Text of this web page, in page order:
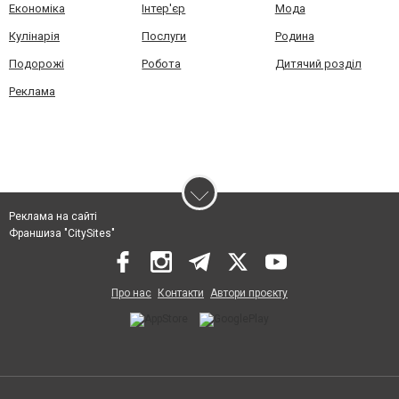
Економіка Інтер'єр Мода
Кулінарія Послуги Родина
Подорожі Робота Дитячий розділ
Реклама
Реклама на сайті
Франшиза "CitySites"
Про нас Контакти Автори проєкту